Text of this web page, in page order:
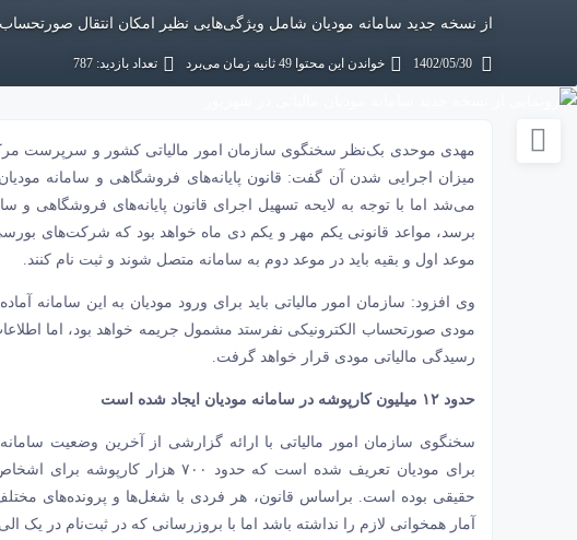
از نسخه جدید سامانه مودیان شامل ویژگی‌هایی نظیر امکان انتقال
خواندن این محتوا 49 ثانیه زمان می‌برد تعداد بازدید: 787
مهدی موحدی بک‌نظر سخنگوی سازمان امور مالیاتی کشور و سرپرست
می‌شد اما با توجه به لایحه تسهیل اجرای قانون پایانه‌های فروشگاهی و
برسد، مواعد قانونی یکم مهر و یکم دی ماه خواهد بود که شرکت‌های
موعد اول و بقیه باید در موعد دوم به سامانه متصل شوند و ثبت نام کنند.
وی افزود: سازمان امور مالیاتی باید برای ورود مودیان به این سامانه
مودی صورتحساب الکترونیکی نفرستد مشمول جریمه خواهد بود، اما
رسیدگی مالیاتی مودی قرار خواهد گرفت.
حدود ۱۲ میلیون کارپوشه در سامانه مودیان ایجاد شده است
حقیقی بوده است. براساس قانون، هر فردی با شغل‌ها و پرونده‌های
آمار همخوانی لازم را نداشته باشد اما با بروزرسانی که در ثبت‌نام در یک